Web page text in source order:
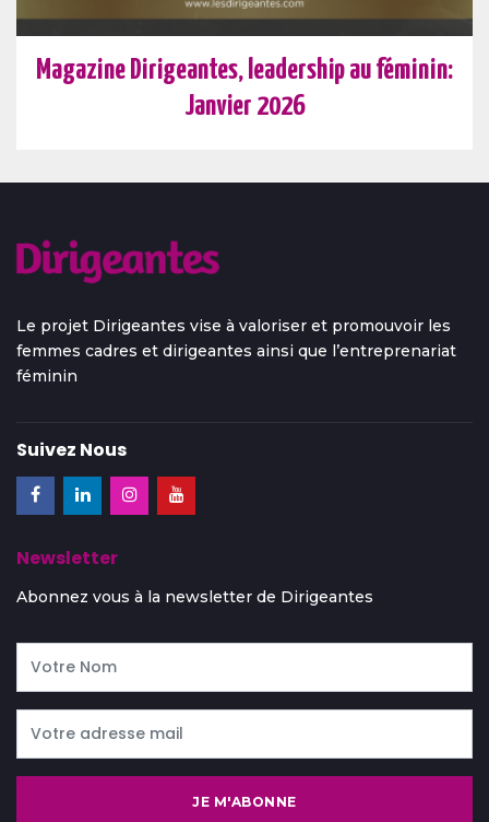
Magazine Dirigeantes, leadership au féminin:
Janvier 2026
Le projet Dirigeantes vise à valoriser et promouvoir les
femmes cadres et dirigeantes ainsi que l’entreprenariat
féminin
Suivez Nous
Newsletter
Abonnez vous à la newsletter de Dirigeantes
JE M'ABONNE